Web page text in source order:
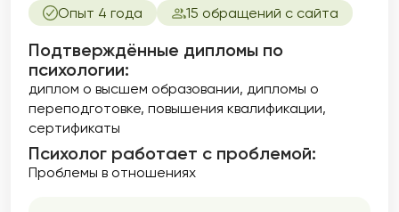
и здоровья являются важной частью моей
практики, и я стремлюсь создать
безопасное пространство для обсуждения
даже самых тонких вопросов. Помогаю
улучшить качество своей интимной жизни и
расширить свои сексуальные горизонты.
Опыт 4 года 15 обращений с сайта
Подтверждённые дипломы по
психологии:
диплом о высшем образовании дипломы о
переподготовке повышения квалификации
сертификаты
Психолог работает с проблемой:
Проблемы в отношениях